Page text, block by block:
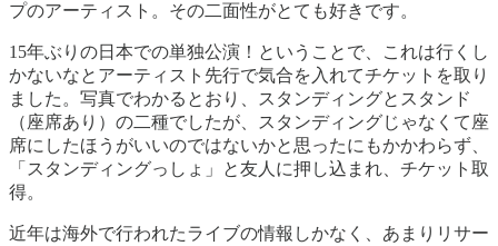
プのアーティスト。その二面性がとても好きです。
15年ぶりの日本での単独公演！ということで、これは行くし
かないなとアーティスト先行で気合を入れてチケットを取り
ました。写真でわかるとおり、スタンディングとスタンド
（座席あり）の二種でしたが、スタンディングじゃなくて座
席にしたほうがいいのではないかと思ったにもかかわらず、
「スタンディングっしょ」と友人に押し込まれ、チケット取
得。
近年は海外で行われたライブの情報しかなく、あまりリサー